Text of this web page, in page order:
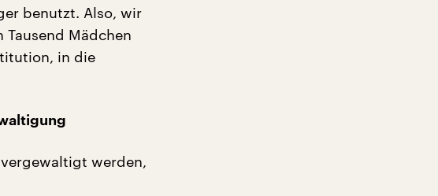
benutzt. Also, wir
Tausend Mädchen
in die
werden,